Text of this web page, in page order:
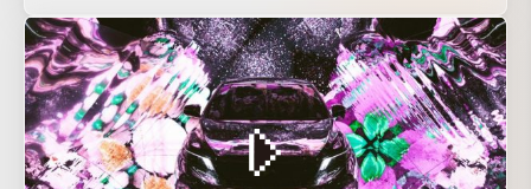
トレッキング、スノースポーツなどのための防水テクノロジ
ーを通じて「水」と関わってきたブランドの世界観を表現し
ています。 ディレククターは柘植康人。空から降った雨が、
山、川を通じて海へと流れ出るまでの水の旅を、一人のトレ
ッカーの目線を通じて表現。壮大な自然のランドスケープや
大胆なクローズアップ、抑制されたサウンドデザインによっ